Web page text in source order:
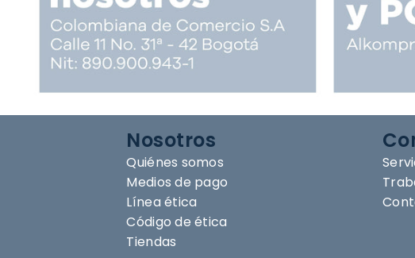
Nosotros
Quiénes somos
Medios de pago
Línea ética
Código de ética
Tiendas